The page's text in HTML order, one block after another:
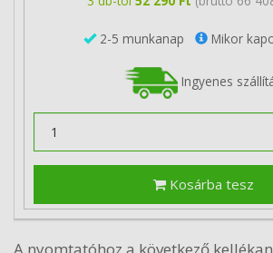
2-5 munkanap Mikor
Ingyenes
Kosárba tesz